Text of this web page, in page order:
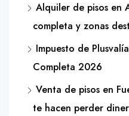
Alquiler de pisos en
completa y zonas
Impuesto de
Completa 2026
Venta de pisos en
te hacen perder